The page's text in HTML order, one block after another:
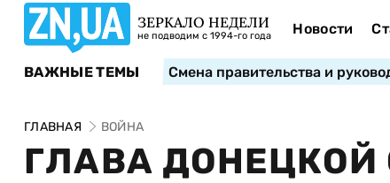
ЗЕРКАЛО НЕДЕЛИ
не подводим с 1994-го года Новости
ВАЖНЫЕ ТЕМЫ Смена правительства и
ГЛАВНАЯ ВОЙНА
ГЛАВА ДОНЕЦКОЙ